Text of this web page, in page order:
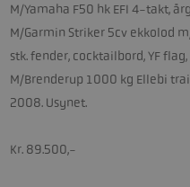
M/Yamaha F50 hk EFI 4-takt,
M/Garmin Striker 5cv ekkolod
stk. fender, cocktailbord, YF
M/Brenderup 1000 kg Ellebi
2008. Usynet.
Kr. 89.500,-